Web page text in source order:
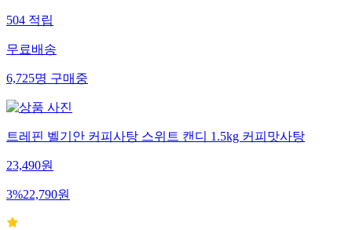
504적립
무료배송
6,725명구매중
트레핀 벨기안 커피사탕 스위트 캔디 1.5kg 커피맛사탕
23,490원
3%22,790원